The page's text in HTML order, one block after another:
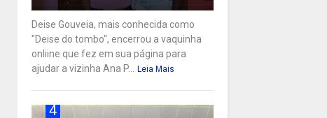
Deise Gouveia, mais conhecida como
"Deise do tombo", encerrou a vaquinha
onliine que fez em sua página para
ajudar a vizinha Ana P...
Leia Mais
4